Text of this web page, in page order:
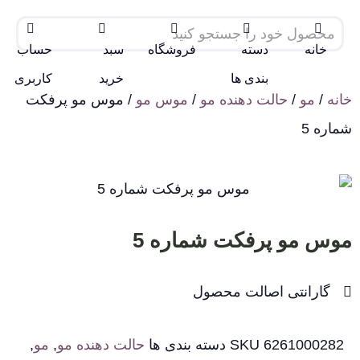
خانه دسته
بندی ها
فروشگاه سبد
خرید
حساب
کاربری
خانه / مو / حالت دهنده مو / موس مو / موس مو پرفکت
شماره 5
موس مو پرفکت شماره 5
گارانتی اصالت محصول
SKU 6261000282 دسته بندی ها حالت دهنده مو, مو,